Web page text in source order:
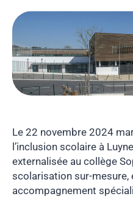
Le 22 novembre 2024
l’inclusion scolaire à
externalisée au collège
scolarisation sur-mesure,
accompagnement